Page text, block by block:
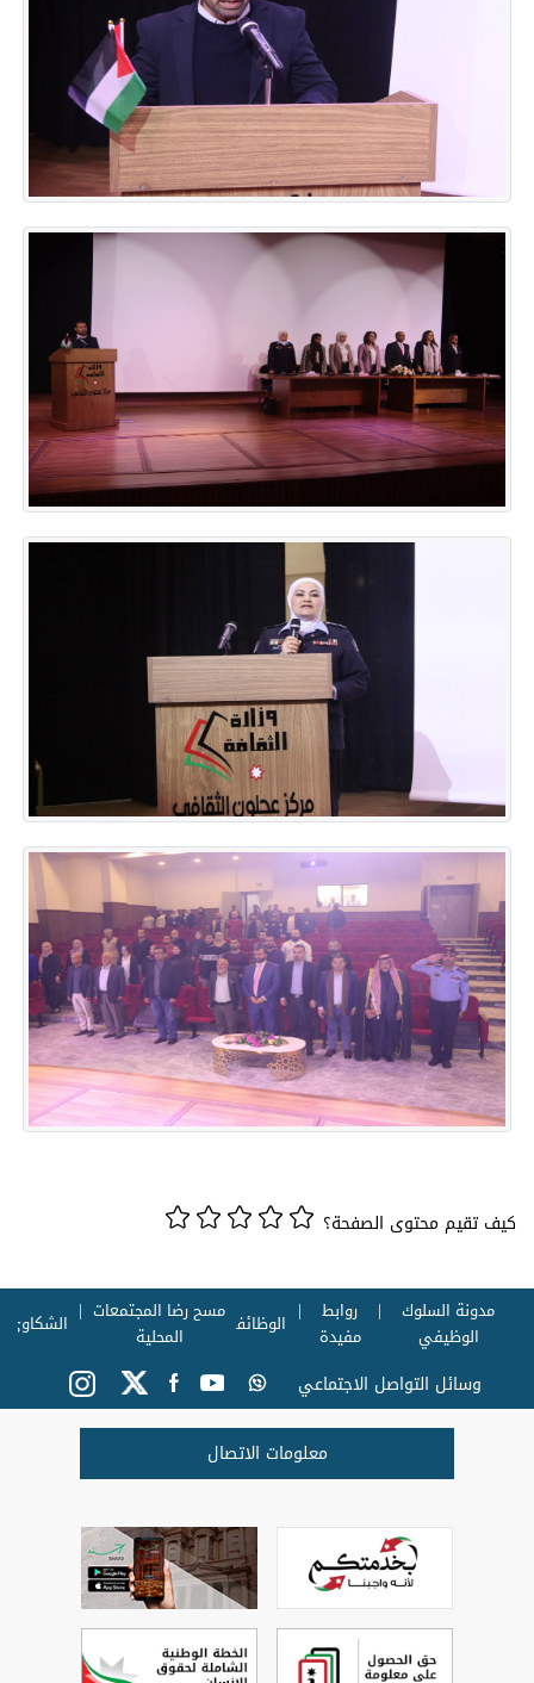
كيف تقيم محتوى الصفحة؟
مدونة السلوك
الوظيفي
روابط
مفيدة
الوظائف مسح رضا المجتمعات
المحلية
الشكاوي
وسائل التواصل الاجتماعي
معلومات الاتصال